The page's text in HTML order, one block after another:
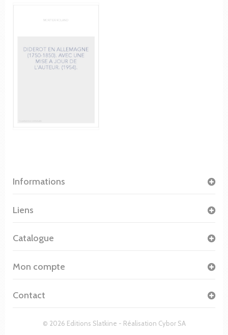
Informations
© 2026 Editions Slatkine - Réalisation Cybor SA
Liens
Catalogue
Mon compte
Contact